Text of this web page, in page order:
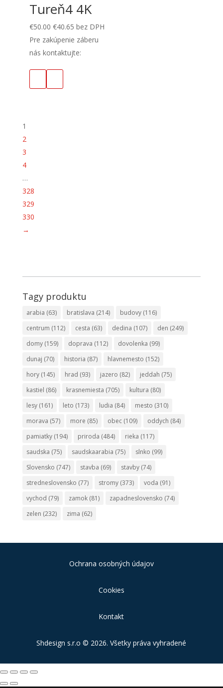
Tureň4 4K
€50.00 €40.65 bez DPH
Pre zakúpenie záberu
nás kontaktujte:
1
2
3
4
…
328
329
330
→
Tagy produktu
arabia (63) bratislava (214) budovy(116)
centrum (112) cesta (63) dedina (107) den (249)
domy(159) doprava (112) dovolenka (99)
dunaj (70) historia (87) hlavnemesto (152)
hory(145) hrad (93) jazero (82) jeddah (75)
kastiel (86) krasnemiesta (705) kultura (80)
lesy(161) leto (173) ludia (84) mesto (310)
morava (57) more (85) obec(109) oddych (84)
pamiatky(194) priroda (484) rieka (117)
saudska (75) saudskaarabia (75) slnko (99)
Slovensko (747) stavba (69) stavby(74)
stredneslovensko (77) stromy(373) voda (91)
vychod (79) zamok(81) zapadneslovensko (74)
zelen (232) zima (62)
Ochrana osobných údajov
Cookies
Kontakt
Shdesign s.r.o © 2026. Všetky práva vyhradené